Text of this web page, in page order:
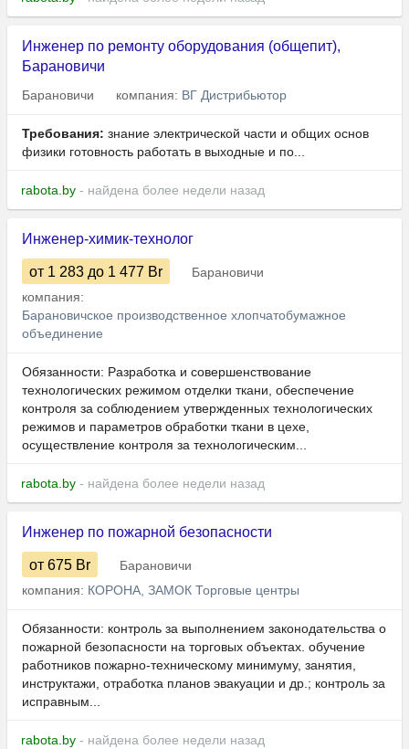
Инженер по ремонту оборудования (общепит),
Барановичи
Барановичи компания: ВГ Дистрибьютор
Требования: знание электрической части и общих основ
физики готовность работать в выходные и по...
rabota.by - найдена более недели назад
Инженер-химик-технолог
от 1 283 до 1 477 Br
Барановичи
компания:
Барановичское производственное хлопчатобумажное
объединение
Обязанности: Разработка и совершенствование
технологических режимом отделки ткани, обеспечение
контроля за соблюдением утвержденных технологических
режимов и параметров обработки ткани в цехе,
осуществление контроля за технологическим...
rabota.by - найдена более недели назад
Инженер по пожарной безопасности
от 675 Br
Барановичи
компания: КОРОНА, ЗАМОК Торговые центры
Обязанности: контроль за выполнением законодательства o
пожарной безопасности на торговых объектах. обучение
работников пожарно-техническому минимуму, занятия,
инструктажи, отработка планов эвакуации и др.; контроль за
исправным...
rabota.by - найдена более недели назад